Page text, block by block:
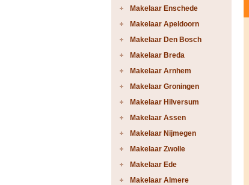
Makelaar Enschede
Makelaar Apeldoorn
Makelaar Den Bosch
Makelaar Breda
Makelaar Arnhem
Makelaar Groningen
Makelaar Hilversum
Makelaar Assen
Makelaar Nijmegen
Makelaar Zwolle
Makelaar Ede
Makelaar Almere